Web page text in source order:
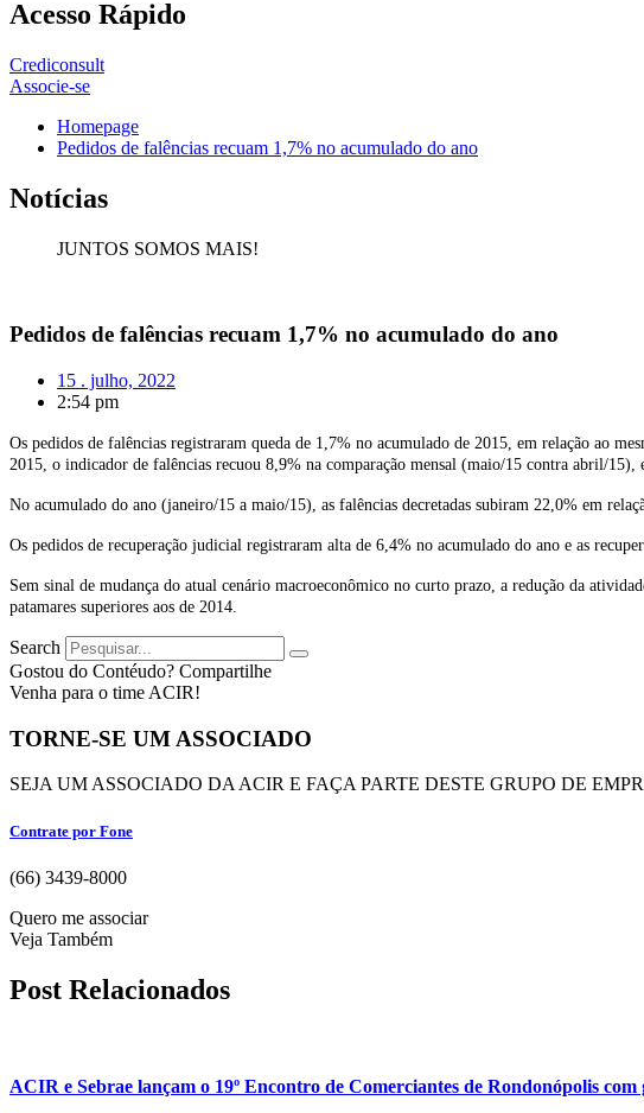
Acesso Rápido
Crediconsult
Associe-se
Homepage
Pedidos de falências recuam 1,7% no acumulado do ano
Notícias
JUNTOS SOMOS MAIS!
Pedidos de falências recuam 1,7% no acumulado do ano
15 . julho, 2022
2:54 pm
Os pedidos de falências registraram queda de 1,7% no acumulado de 2015, em relação ao
2015, o indicador de falências recuou 8,9% na comparação mensal (maio/15 contra abril/
No acumulado do ano (janeiro/15 a maio/15), as falências decretadas subiram 22,0% em
Os pedidos de recuperação judicial registraram alta de 6,4% no acumulado do ano e as
Sem sinal de mudança do atual cenário macroeconômico no curto prazo, a redução da
patamares superiores aos de 2014.
Search
Gostou do Contéudo? Compartilhe
Venha para o time ACIR!
TORNE-SE UM ASSOCIADO
SEJA UM ASSOCIADO DA ACIR E FAÇA PARTE DESTE GRUPO DE
Contrate por Fone
(66) 3439-8000
Quero me associar
Veja Também
Post Relacionados
ACIR e Sebrae lançam o 19º Encontro de Comerciantes de Rondonópolis